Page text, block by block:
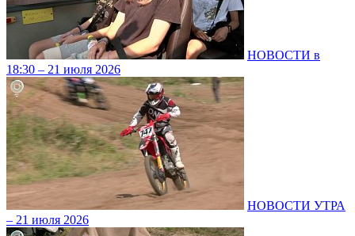
НОВОСТИ в
18:30 – 21 июля 2026
НОВОСТИ УТРА
– 21 июля 2026